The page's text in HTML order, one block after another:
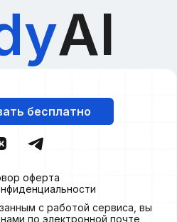
AI
бесплатно
оферта
с работой сервиса, вы
по электронной почте